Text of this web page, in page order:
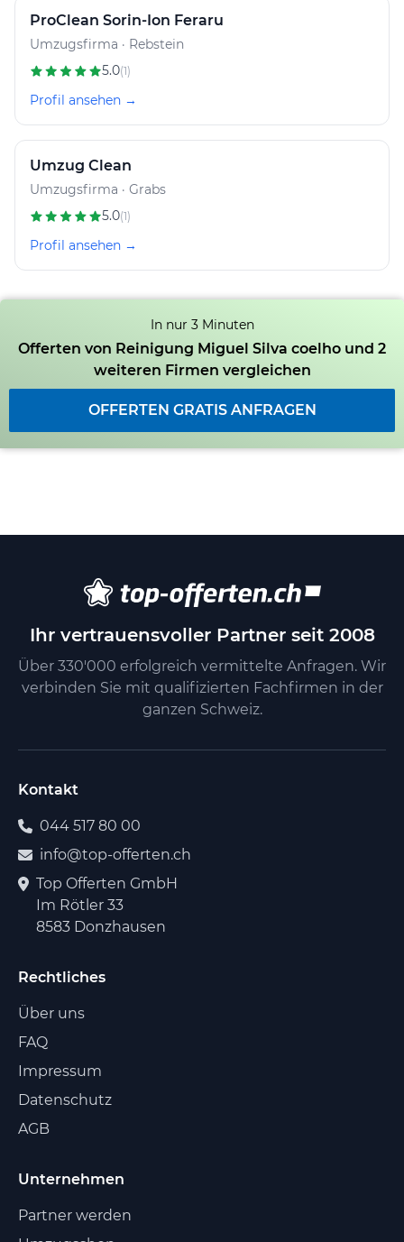
ProClean Sorin-Ion Feraru
Umzugsfirma · Rebstein
5.0(1)
Profil ansehen →
Umzug Clean
Umzugsfirma · Grabs
5.0(1)
Profil ansehen →
In nur 3 Minuten
Offerten von Reinigung Miguel Silva coelho und 2
weiteren Firmen vergleichen
OFFERTEN GRATIS ANFRAGEN
Ihr vertrauensvoller Partner seit 2008
Über 330'000 erfolgreich vermittelte Anfragen. Wir
verbinden Sie mit qualifizierten Fachfirmen in der
ganzen Schweiz.
Kontakt
044 517 80 00
info@top-offerten.ch
Top Offerten GmbH
Im Rötler 33
8583 Donzhausen
Rechtliches
Über uns
FAQ
Impressum
Datenschutz
AGB
Unternehmen
Partner werden